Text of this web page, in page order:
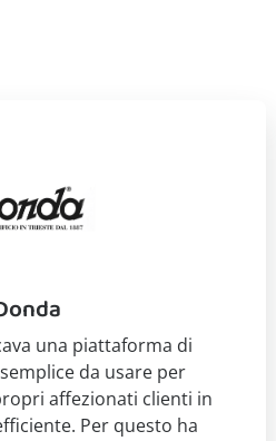
una piattaforma di
da usare per
affezionati clienti in
Per questo ha